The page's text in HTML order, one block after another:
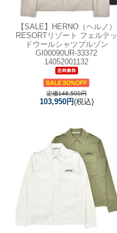
【SALE】 HERNO（ヘルノ）
RESORTリゾート フェルテッ
ドウールシャツブルゾン
GI00090UR-33372
14052001132
定価148,500円
103,950円(税込)